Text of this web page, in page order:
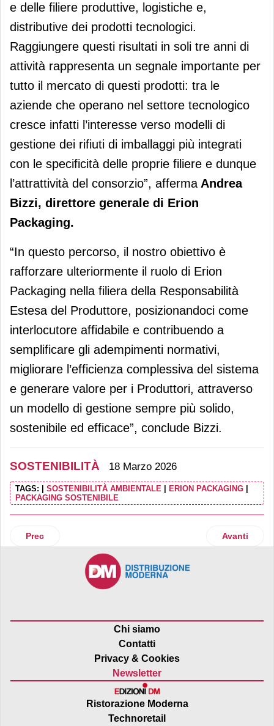
e delle filiere produttive, logistiche e,
distributive dei prodotti tecnologici.
Raggiungere questi risultati in soli tre anni di
attività rappresenta un segnale importante per
tutto il mercato di questi prodotti: tra le
aziende che operano nel settore tecnologico
cresce infatti l’interesse verso modelli di
gestione dei rifiuti di imballaggi più integrati
con le specificità delle proprie filiere e dunque
l’attrattività del consorzio”, afferma Andrea
Bizzi, direttore generale di Erion
Packaging.
“In questo percorso, il nostro obiettivo è
rafforzare ulteriormente il ruolo di Erion
Packaging nella filiera della Responsabilità
Estesa del Produttore, posizionandoci come
interlocutore affidabile e contribuendo a
semplificare gli adempimenti normativi,
migliorare l’efficienza complessiva del sistema
e generare valore per i Produttori, attraverso
un modello di gestione sempre più solido,
sostenibile ed efficace”, conclude Bizzi.
SOSTENIBILITÀ 18 Marzo 2026
TAGS: SOSTENIBILITÀ AMBIENTALE ERION PACKAGING
PACKAGING SOSTENIBILE
Articolo precedente: Mondelēz raggiunge il suo obiettivo
Prec Articolo
Avanti
Chi siamo
Contatti
Privacy & Cookies
Newsletter
Ristorazione Moderna
Technoretail